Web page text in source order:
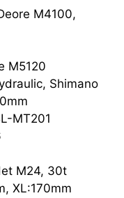
M4100,
M5120
Shimano
MT201
M24, 30t
XL:170mm